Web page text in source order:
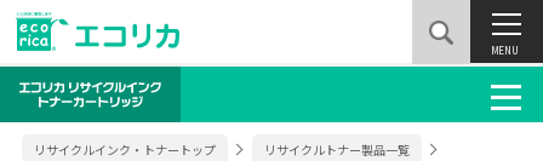
MENU
リサイクルインク・トナートップ リサイクルトナー製品一覧